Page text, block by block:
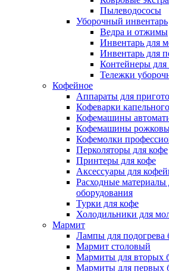
Пылеводососы
Уборочный инвентарь
Ведра и отжимы
Инвентарь для
Инвентарь для
Контейнеры для
Тележки
Кофейное
Аппараты для
Кофеварки
Кофемашины
Кофемашины
Кофемолки
Перколяторы для кофе
Принтеры для кофе
Аксессуары для
Расходные материалы
оборудования
Турки для кофе
Холодильники для
Мармит
Лампы для подогрева
Мармит столовый
Мармиты для вторых
Мармиты для первых